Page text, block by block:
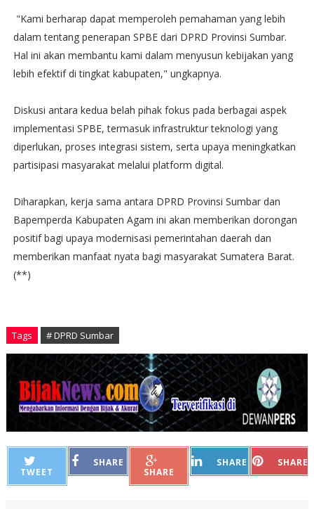
"Kami berharap dapat memperoleh pemahaman yang lebih
dalam tentang penerapan SPBE dari DPRD Provinsi Sumbar.
Hal ini akan membantu kami dalam menyusun kebijakan yang
lebih efektif di tingkat kabupaten," ungkapnya.
Diskusi antara kedua belah pihak fokus pada berbagai aspek
implementasi SPBE, termasuk infrastruktur teknologi yang
diperlukan, proses integrasi sistem, serta upaya meningkatkan
partisipasi masyarakat melalui platform digital.
Diharapkan, kerja sama antara DPRD Provinsi Sumbar dan
Bapemperda Kabupaten Agam ini akan memberikan dorongan
positif bagi upaya modernisasi pemerintahan daerah dan
memberikan manfaat nyata bagi masyarakat Sumatera Barat.
(**)
Tags # DPRD Sumbar
TWEET
SHARE
SHARE
SHARE SHARE